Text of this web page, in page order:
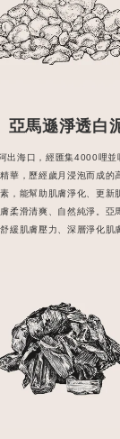
亞馬遜淨透白
出海口，經匯集4000哩並
華，歷經歲月浸泡而成的
，能幫助肌膚淨化、更新
柔滑清爽、自然純淨。亞
緩肌膚壓力、深層淨化肌